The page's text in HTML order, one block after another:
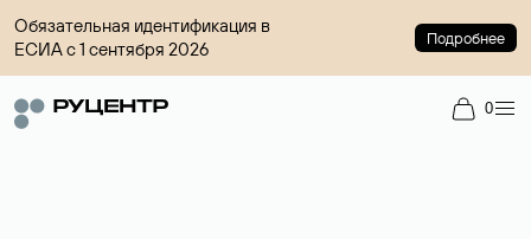
Обязательная идентификация в
ЕСИА с 1 сентября 2026
Подробнее
0